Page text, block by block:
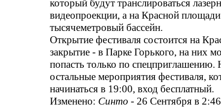
который будут транслироваться
видеопроекции, а на Красной площади
тысячеметровый бассейн.
Открытие фестиваля состоится на
закрытие - в Парке Горького, на них
попасть только по спецприглашению.
остальные мероприятия фестиваля,
начинаться в 19:00, вход бесплатный.
Изменено: Синто - 26 Сентября в 2:46